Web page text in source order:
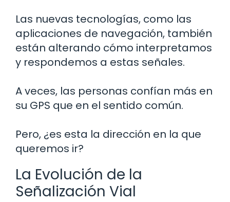
Las nuevas tecnologías, como las
aplicaciones de navegación, también
están alterando cómo interpretamos
y respondemos a estas señales.
A veces, las personas confían más en
su GPS que en el sentido común.
Pero, ¿es esta la dirección en la que
queremos ir?
La Evolución de la
Señalización Vial